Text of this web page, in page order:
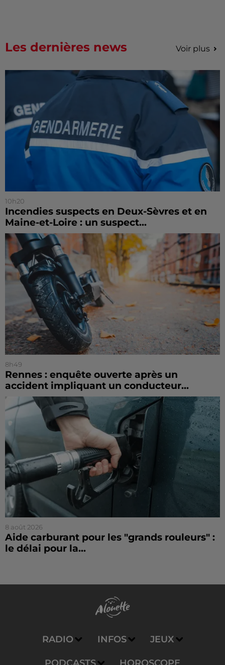
Les dernières news Voir plus
10h20
Incendies suspects en Deux-Sèvres et en
Maine-et-Loire : un suspect...
8h49
Rennes : enquête ouverte après un
accident impliquant un conducteur...
8 août 2026
Aide carburant pour les "grands rouleurs" :
le délai pour la...
RADIO INFOS JEUX